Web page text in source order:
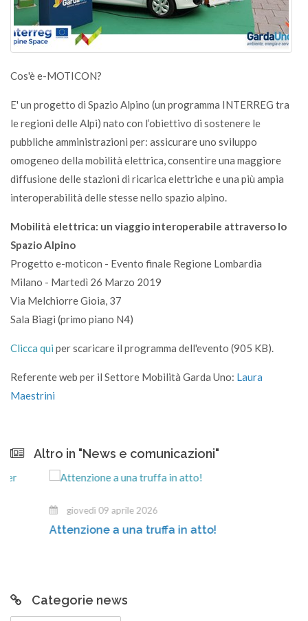
Cos'è e-MOTICON?
E' un progetto di Spazio Alpino (un programma INTERREG tra
le regioni delle Alpi) nato con l’obiettivo di sostenere le
pubbliche amministrazioni per: assicurare uno sviluppo
omogeneo della mobilità elettrica, consentire una maggiore
diffusione delle stazioni di ricarica elettriche e una più ampia
interoperabilità delle stesse nello spazio alpino.
Mobilità elettrica: un viaggio interoperabile attraverso lo
Spazio Alpino
Progetto e-moticon - Evento finale Regione Lombardia
Milano - Martedì 26 Marzo 2019
Via Melchiorre Gioia, 37
Sala Biagi (primo piano N4)
Clicca qui per scaricare il programma dell'evento (905 KB).
Referente web per il Settore Mobilità Garda Uno: Laura
Maestrini
Altro in "News e comunicazioni"
giovedì 09 aprile 2026
Attenzione a una truffa in atto!
Categorie news